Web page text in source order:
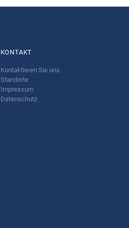
KONTAKT
Kontaktieren Sie uns
Standorte
Impressum
Datenschutz